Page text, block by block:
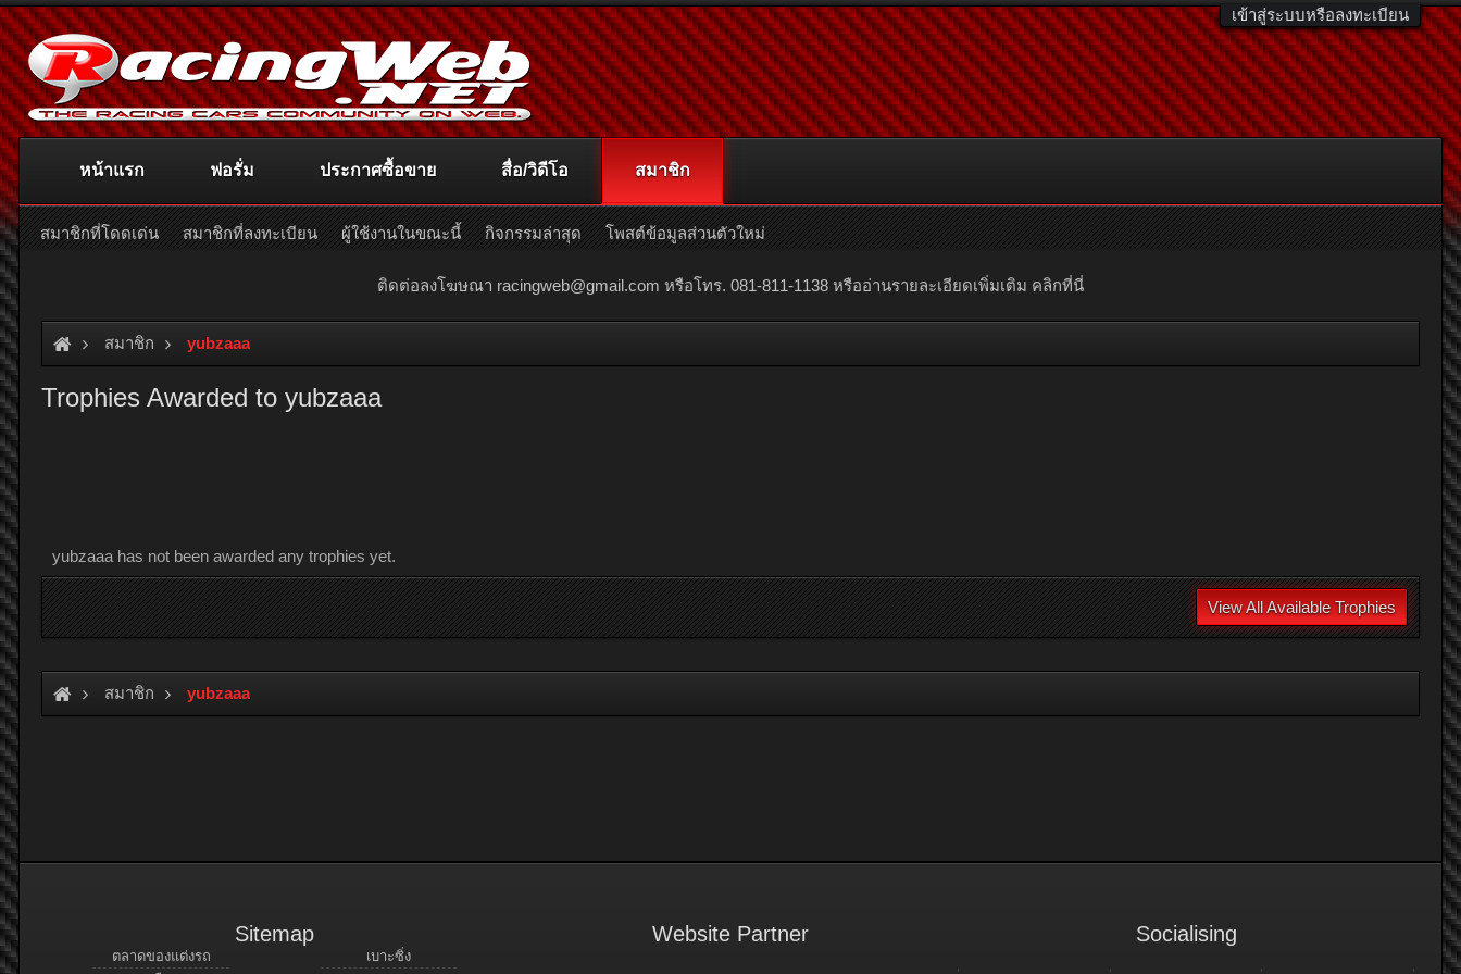
เข้าสู่ระบบหรือลงทะเบียน
ติดต่อลงโฆษณา racingweb@gmail.com หรือโทร. 081-811-1138 หรืออ่านรายละเอียดเพิ่มเติม คลิกที่นี่
สมาชิก yubzaaa
Trophies Awarded to yubzaaa
yubzaaa has not been awarded any trophies yet.
View All Available Trophies
สมาชิก yubzaaa
หน้าแรก ฟอรั่ม ประกาศซื้อขาย สื่อ/วิดีโอ สมาชิก
สมาชิกที่โดดเด่น สมาชิกที่ลงทะเบียน ผู้ใช้งานในขณะนี้ กิจกรรมล่าสุด โพสต์ข้อมูลส่วนตัวใหม่
Sitemap
ตลาดของแต่งรถ
เบาะซิ่ง
Website Partner Socialising